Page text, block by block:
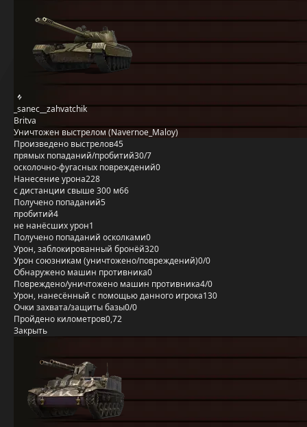
_sanec__zahvatchik
Britva
Уничтожен выстрелом (Navernoe_Maloy)
Произведено выстрелов45
прямых попаданий/пробитий30/7
осколочно-фугасных повреждений0
Нанесение урона228
с дистанции свыше 300 м66
Получено попаданий5
пробитий4
не нанёсших урон1
Получено попаданий осколками0
Урон, заблокированный бронёй320
Урон союзникам (уничтожено/повреждений)0/0
Обнаружено машин противника0
Повреждено/уничтожено машин противника4/0
Урон, нанесённый с помощью данного игрока130
Очки захвата/защиты базы0/0
Пройдено километров0,72
Закрыть